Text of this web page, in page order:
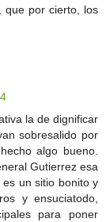
que por cierto, los
la de dignificar
sobresalido por
algo bueno.
Gutierrez esa
un sitio bonito y
y ensuciatodo,
para poner